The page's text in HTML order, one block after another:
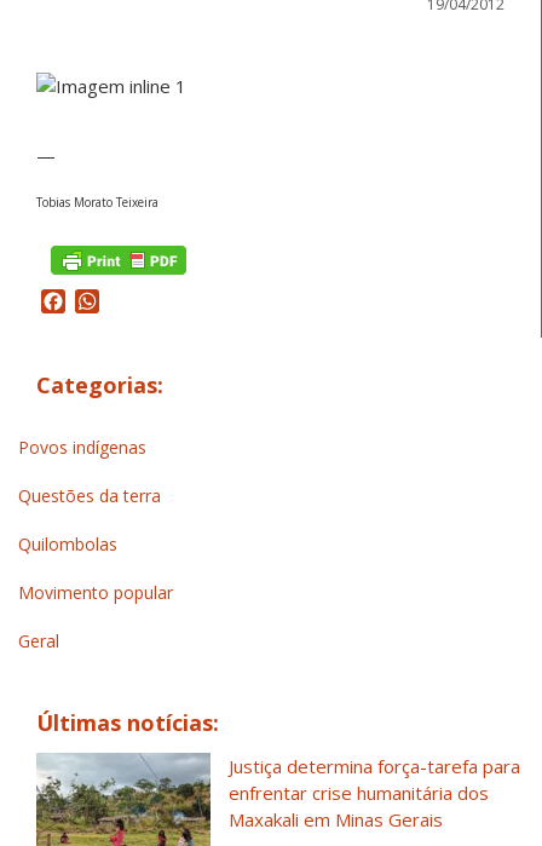
—
Tobias Morato Teixeira
Facebook
Categorias:
Povos indígenas
Questões da terra
Quilombolas
Movimento popular
Geral
Últimas notícias:
Justiça determina força-tarefa para
enfrentar crise humanitária dos
Maxakali em Minas Gerais